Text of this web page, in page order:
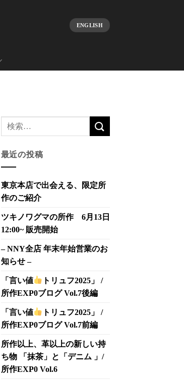
ENGLISH
最近の投稿
東京本店で出会える、限定所
作のご紹介
ツキノワグマの所作 6月13日
12:00~ 販売開始
– NNY全店 年末年始営業のお
知らせ –
「言い値
トリュフ2025」 /
所作EXP0ブログ Vol.7後編
「言い値
トリュフ2025」 /
所作EXP0ブログ Vol.7前編
所作以上、革以上の新しい持
ち物 「抹茶」と「デニム 」/
所作EXP0 Vol.6